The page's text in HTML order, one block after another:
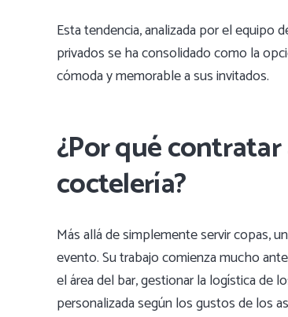
Esta tendencia, analizada por el equipo
privados se ha consolidado como la
cómoda y memorable a sus invitados.
¿Por qué
coctelería?
Más allá de simplemente servir copas,
evento. Su trabajo comienza mucho
el área del bar, gestionar la logística de
personalizada según los gustos de los